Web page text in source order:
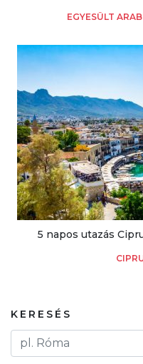
EGYESÜLT
5 napos utazás
KERESÉS